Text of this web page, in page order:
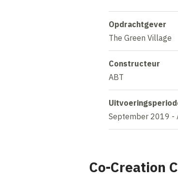
Opdrachtgever
The Green Village
Constructeur
ABT
September 2019 -
Co-Creation